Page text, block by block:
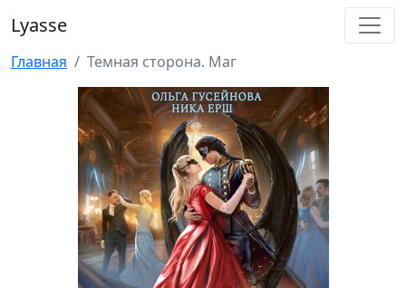
Lyasse
Главная Темная сторона. Маг